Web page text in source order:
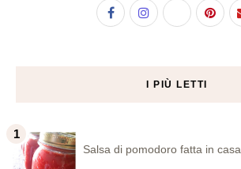
I PIÙ LETTI
Salsa di pomodoro fatta in casa